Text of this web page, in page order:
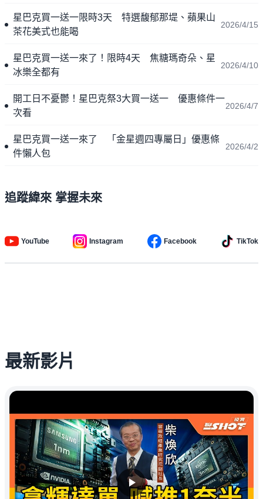
星巴克買一送一限時3天 特選馥郁那堤、蘋果山
茶花美式也能喝
2026/4/15
星巴克買一送一來了！限時4天 焦糖瑪奇朵、星
冰樂全都有
2026/4/10
開工日不憂鬱！星巴克祭3大買一送一 優惠條件一
次看
2026/4/7
星巴克買一送一來了 「金星週四專屬日」優惠條
件懶人包
2026/4/2
追蹤緯來 掌握未來
YouTube Instagram Facebook TikTok
最新影片